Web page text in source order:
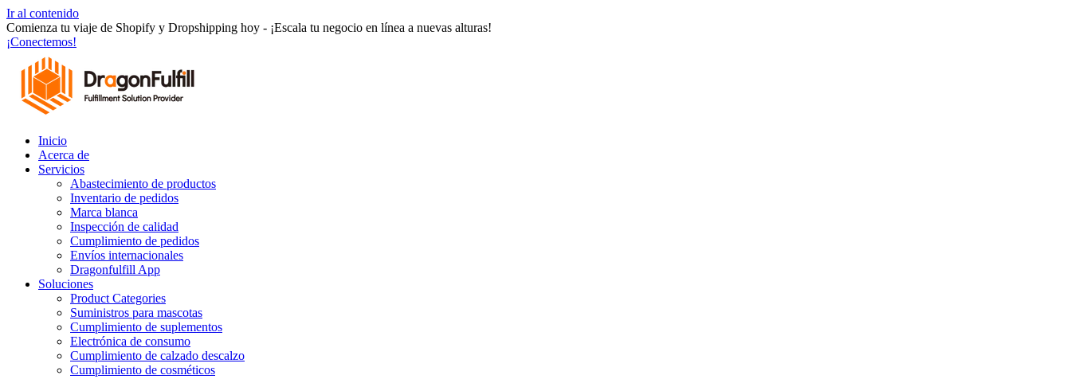
Ir al contenido
Comienza tu viaje de Shopify y Dropshipping hoy - ¡Escala tu negocio en línea a nuevas alturas!
¡Conectemos!
Inicio
Acerca de
Servicios
Abastecimiento de productos
Inventario de pedidos
Marca blanca
Inspección de calidad
Cumplimiento de pedidos
Envíos internacionales
Dragonfulfill App
Soluciones
Product Categories
Suministros para mascotas
Cumplimiento de suplementos
Electrónica de consumo
Cumplimiento de calzado descalzo
Cumplimiento de cosméticos